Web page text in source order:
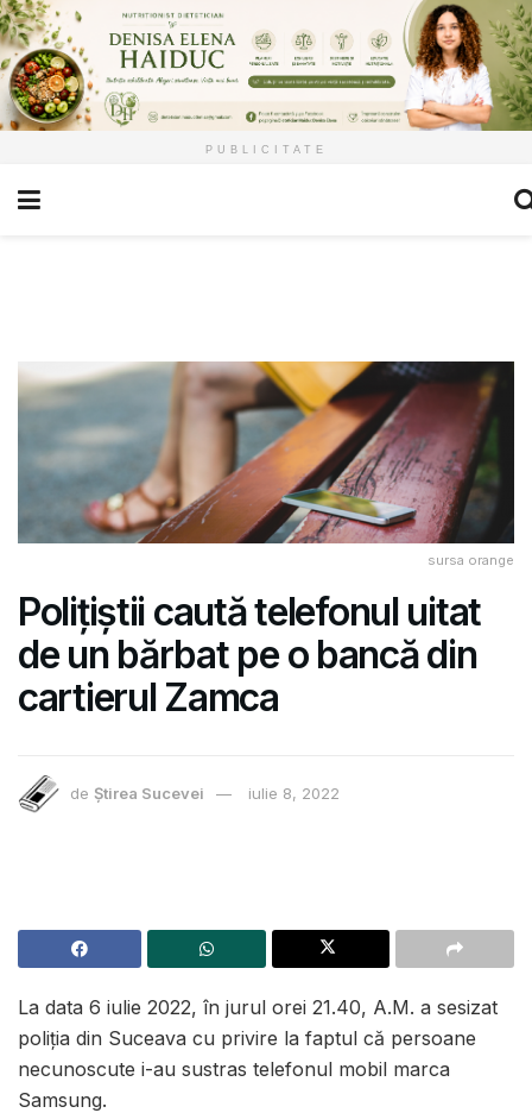
PUBLICITATE
sursa orange
Polițiștii caută telefonul uitat
de un bărbat pe o bancă din
cartierul Zamca
de Știrea Sucevei iulie 8, 2022
La data 6 iulie 2022, în jurul orei 21.40, A.M. a sesizat
poliția din Suceava cu privire la faptul că persoane
necunoscute i-au sustras telefonul mobil marca
Samsung.